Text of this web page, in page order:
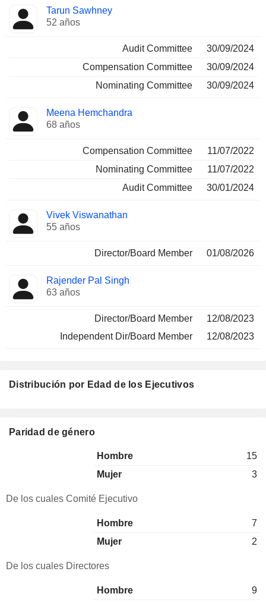
Tarun Sawhney
52 años
Audit Committee
30/09/2024
Compensation Committee
30/09/2024
Nominating Committee
30/09/2024
Meena Hemchandra
68 años
Compensation Committee
11/07/2022
Nominating Committee
11/07/2022
Audit Committee
30/01/2024
Vivek Viswanathan
55 años
Director/Board Member 01/08/2026
Rajender Pal Singh
63 años
Director/Board Member
12/08/2023
Independent Dir/Board Member
12/08/2023
Distribución por Edad de los Ejecutivos
Paridad de género
Hombre
15
Mujer
3
De los cuales Comité Ejecutivo
Hombre
7
Mujer
2
De los cuales Directores
Hombre
9